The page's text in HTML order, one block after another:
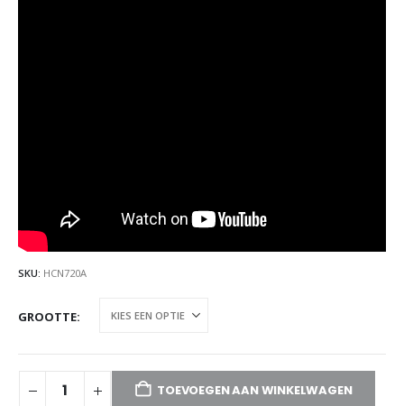
SKU: HCN720A
GROOTTE
TOEVOEGEN AAN WINKELWAGEN